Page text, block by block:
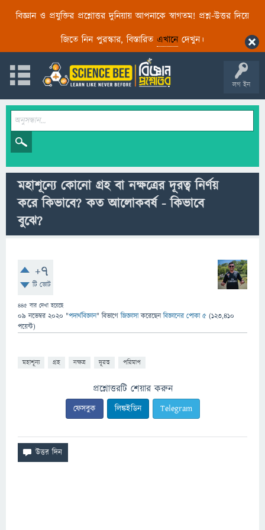
বিজ্ঞান ও প্রযুক্তির প্রশ্নোত্তর দুনিয়ায় আপনাকে স্বাগতম! প্রশ্ন-উত্তর দিয়ে
জিতে নিন পুরস্কার, বিস্তারিত এখানেদেখুন।
লগ ইন
মহাশূন্যে কোনো গ্রহ বা নক্ষত্রের দূরত্ব নির্ণয়
করে কিভাবে? কত আলোকবর্ষ - কিভাবে
বুঝে?
+7
টি ভোট
445 বার দেখা হয়েছে
09 নভেম্বর 2020 "পদার্থবিজ্ঞান" বিভাগে জিজ্ঞাসাকরেছেনবিজ্ঞানের পোকা ৫ (123,410
পয়েন্ট)
মহাশূন্য গ্রহ নক্ষত্র দূরত্ব পরিমাপ
প্রশ্নোত্তরটি শেয়ার করুন
ফেসবুক লিঙ্কইডিন Telegram